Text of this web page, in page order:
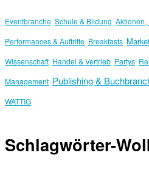
Eventbranche Schule & Bildung Aktionen,
Performances & Auftritte Breakfasts
Wissenschaft Handel & Vertrieb Partys
Management Publishing &
WATTIG
Schlagwörter-